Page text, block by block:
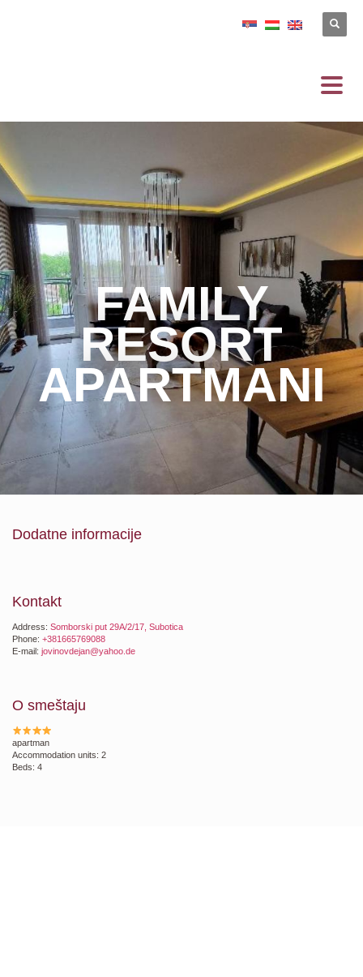
FAMILY
RESORT
APARTMANI
Dodatne informacije
Kontakt
Address: Somborski put 29A/2/17, Subotica
Phone: +381665769088
E-mail: jovinovdejan@yahoo.de
O smeštaju
apartman
Accommodation units: 2
Beds: 4